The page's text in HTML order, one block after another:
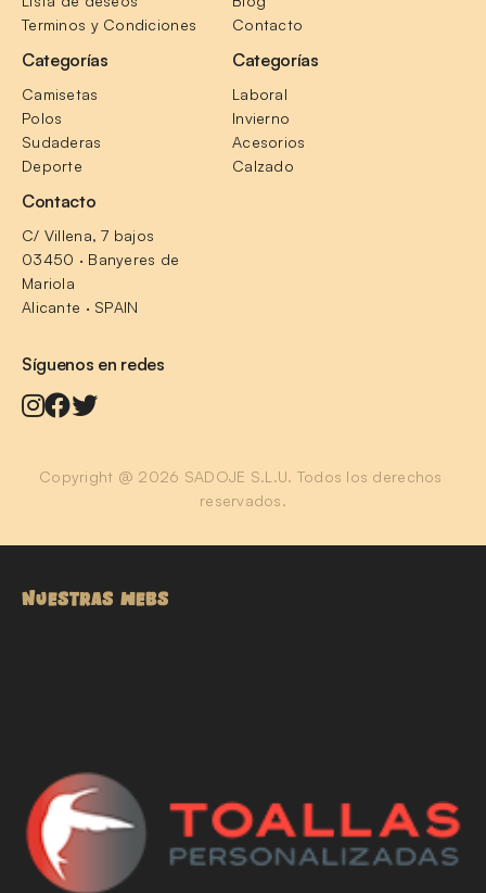
Terminos y Condiciones
Contacto
Categorías
Camisetas
Polos
Sudaderas
Deporte
Categorías
Laboral
Invierno
Acesorios
Calzado
Contacto
C/ Villena, 7 bajos
03450 · Banyeres de
Mariola
Alicante · SPAIN
Síguenos en redes
Copyright @ 2026 SADOJE S.L.U. Todos los derechos
reservados.
NUESTRAS WEBS